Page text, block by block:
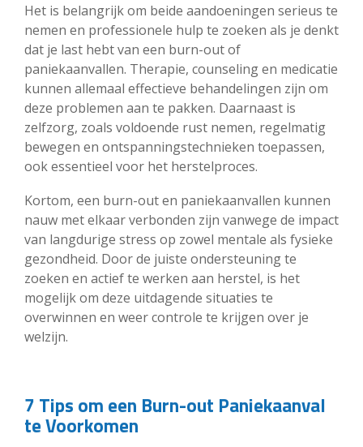
Het is belangrijk om beide aandoeningen serieus te
nemen en professionele hulp te zoeken als je denkt
dat je last hebt van een burn-out of
paniekaanvallen. Therapie, counseling en medicatie
kunnen allemaal effectieve behandelingen zijn om
deze problemen aan te pakken. Daarnaast is
zelfzorg, zoals voldoende rust nemen, regelmatig
bewegen en ontspanningstechnieken toepassen,
ook essentieel voor het herstelproces.
Kortom, een burn-out en paniekaanvallen kunnen
nauw met elkaar verbonden zijn vanwege de impact
van langdurige stress op zowel mentale als fysieke
gezondheid. Door de juiste ondersteuning te
zoeken en actief te werken aan herstel, is het
mogelijk om deze uitdagende situaties te
overwinnen en weer controle te krijgen over je
welzijn.
7 Tips om een Burn-out Paniekaanval
te Voorkomen